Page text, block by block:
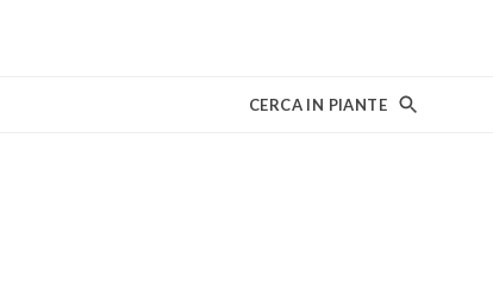
CERCA IN PIANTE